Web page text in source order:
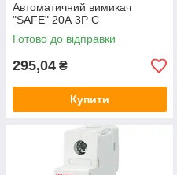
Автоматичний вимикач
"SAFE" 20А 3P С
Готово до відправки
295,04 ₴
Купити